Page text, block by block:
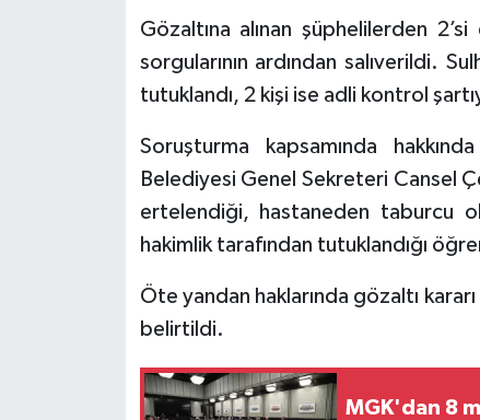
Gözaltına alınan şüphelilerden
sorgularının ardından salıverildi.
tutuklandı, 2 kişi ise adli kontrol
Soruşturma kapsamında
Belediyesi Genel Sekreteri Cansel
ertelendiği, hastaneden taburcu
hakimlik tarafından tutuklandığı
Öte yandan haklarında gözaltı
belirtildi.
MGK'dan 8